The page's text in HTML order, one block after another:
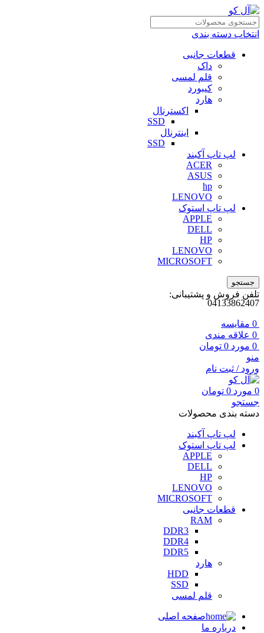
انتخاب دسته بندی
قطعات جانبی
داک
قلم لمسی
کیبورد
هارد
اکسترنال
SSD
اینترنال
SSD
لپ تاپ آکبند
ACER
ASUS
hp
LENOVO
لپ تاپ استوک
APPLE
DELL
HP
LENOVO
MICROSOFT
جستجو
تلفن فروش و پشتیبانی:
04133862407
0 مقايسه
0 علاقه مندی
0 مورد 0 تومان
منو
ورود / ثبت نام
0 مورد 0 تومان
جستجو
دسته بندی محصولات
لپ تاپ آکبند
لپ تاپ استوک
APPLE
DELL
HP
LENOVO
MICROSOFT
قطعات جانبی
RAM
DDR3
DDR4
DDR5
هارد
HDD
SSD
قلم لمسی
صفحه اصلی
درباره ما